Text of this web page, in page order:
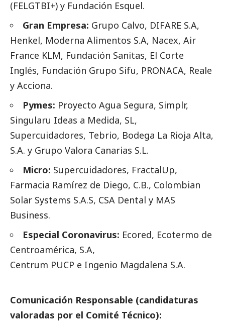
(FELGTBI+) y Fundación Esquel.
Gran Empresa: Grupo Calvo, DIFARE S.A,
Henkel, Moderna Alimentos S.A, Nacex, Air
France KLM, Fundación Sanitas, El Corte
Inglés, Fundación Grupo Sifu, PRONACA, Reale
y Acciona.
Pymes: Proyecto Agua Segura, Simplr,
Singularu Ideas a Medida, SL,
Supercuidadores, Tebrio, Bodega La Rioja Alta,
S.A. y Grupo Valora Canarias S.L.
Micro: Supercuidadores, FractalUp,
Farmacia Ramírez de Diego, C.B., Colombian
Solar Systems S.A.S, CSA Dental y MAS
Business.
Especial Coronavirus: Ecored, Ecotermo de
Centroamérica, S.A,
Centrum PUCP e Ingenio Magdalena S.A.
Comunicación Responsable (candidaturas
valoradas por el Comité Técnico):